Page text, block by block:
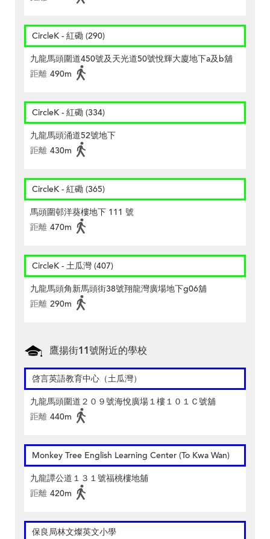
CircleK - 紅磡 (290)
九龍馬頭圍道450號及天光道50號悅輝大廈地下a及b舖
距離 490m
CircleK - 紅磡 (334)
九龍馬頭涌道52號地下
距離 430m
CircleK - 紅磡 (365)
馬頭圍邨洋葵樓地下 111 號
距離 470m
CircleK - 土瓜灣 (407)
九龍馬頭角新馬頭街38號翔龍灣廣場地下g06舖
距離 290m
鷹揚街11號附近的學校
啓言英語教育中心（土瓜灣）
九龍馬頭圍道２０９號海悅廣場１樓１０１Ｃ號舖
距離 440m
Monkey Tree English Learning Center (To Kwa Wan)
九龍譚公道１３１號福桃樓地舖
距離 420m
保良局林文燦英文小學